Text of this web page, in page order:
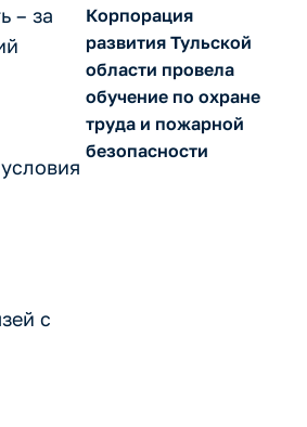
– за
с
Корпорация
развития Тульской
области провела
обучение по охране
труда и пожарной
безопасности